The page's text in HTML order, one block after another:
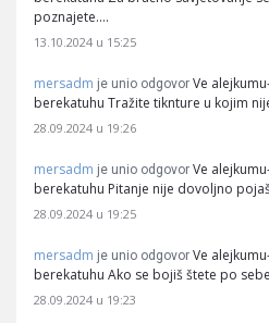
poznajete.…
13.10.2024 u 15:25
mersadm je unio odgovor Ve
berekatuhu Tražite tiknture u kojim
28.09.2024 u 19:26
mersadm je unio odgovor Ve
berekatuhu Pitanje nije dovoljno
28.09.2024 u 19:25
mersadm je unio odgovor Ve
berekatuhu Ako se bojiš štete po
28.09.2024 u 19:23